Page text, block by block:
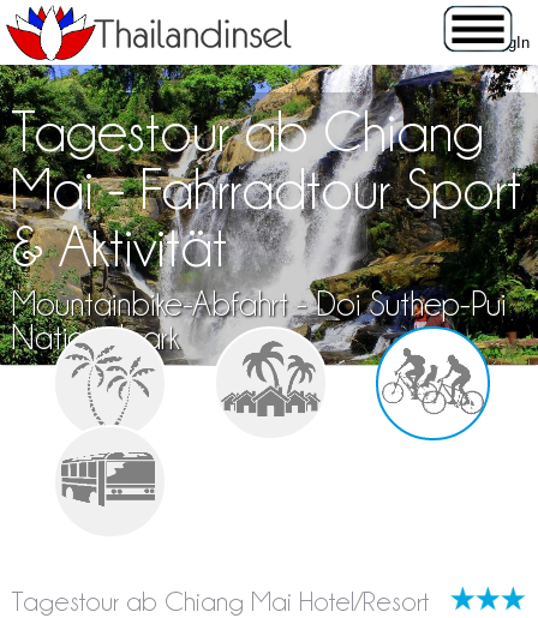
Tagestour ab Chiang
Mai - Fahrradtour Sport
& Aktivität
Mountainbike-Abfahrt - Doi Suthep-Pui
Nationalpark
Tagestour ab Chiang Mai Hotel/Resort